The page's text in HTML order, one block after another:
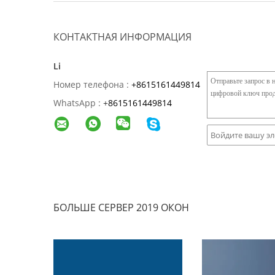
КОНТАКТНАЯ ИНФОРМАЦИЯ
Li
Номер телефона : +8615161449814
WhatsApp : +8615161449814
БОЛЬШЕ СЕРВЕР 2019 ОКОН